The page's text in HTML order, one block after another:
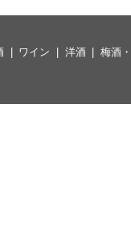
ワイン 洋酒 梅酒